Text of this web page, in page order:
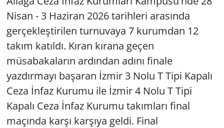
Nisan - 3 Haziran 2026 tarihleri arasında
gerçekleştirilen turnuvaya 7 kurumdan 12
takım katıldı. Kıran kırana geçen
müsabakaların ardından adını finale
yazdırmayı başaran İzmir 3 Nolu T Tipi Kapalı
Ceza İnfaz Kurumu ile İzmir 4 Nolu T Tipi
Kapalı Ceza İnfaz Kurumu takımları final
maçında karşı karşıya geldi. Final